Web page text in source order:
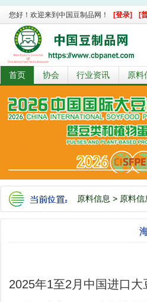
您好！欢迎来到中国豆制品网！ [登录] [
首页 协会 行业资讯 原料
原料信息 > 原料信
2025年1至2月中国进口